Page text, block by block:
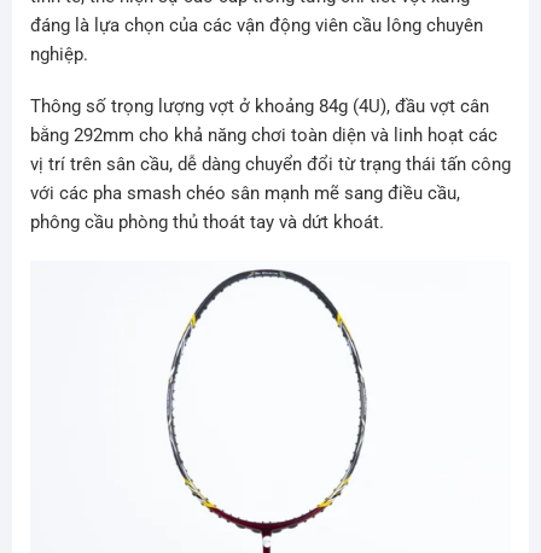
đáng là lựa chọn của các vận động viên cầu lông chuyên
nghiệp.
Thông số trọng lượng vợt ở khoảng 84g (4U), đầu vợt cân
bằng 292mm cho khả năng chơi toàn diện và linh hoạt các
vị trí trên sân cầu, dễ dàng chuyển đổi từ trạng thái tấn công
với các pha smash chéo sân mạnh mẽ sang điều cầu,
phông cầu phòng thủ thoát tay và dứt khoát.